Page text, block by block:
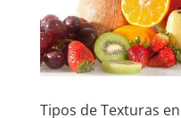
Tipos de Texturas en